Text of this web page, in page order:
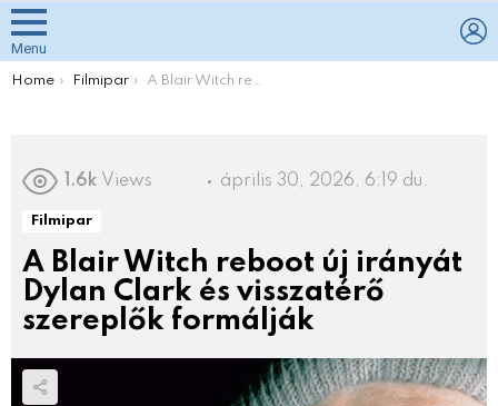
Menu
You are here:
Home Filmipar A Blair Witch reboot új irányát Dylan Clark és visszatérő szereplők formálják
1.6k Views április 30, 2026, 6:19 du.
Filmipar
A Blair Witch reboot új irányát
Dylan Clark és visszatérő
szereplők formálják